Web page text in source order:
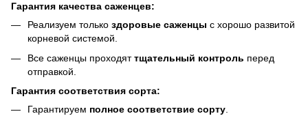
Гарантия качества саженцев:
Реализуем только здоровые саженцы с хорошо развитой
корневой системой.
Все саженцы проходяттщательный контроль перед
отправкой.
Гарантия соответствия сорта:
Гарантируем полное соответствие сорту